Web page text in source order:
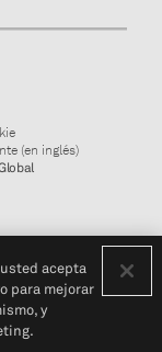
(en inglés)
acepta
para mejorar
y